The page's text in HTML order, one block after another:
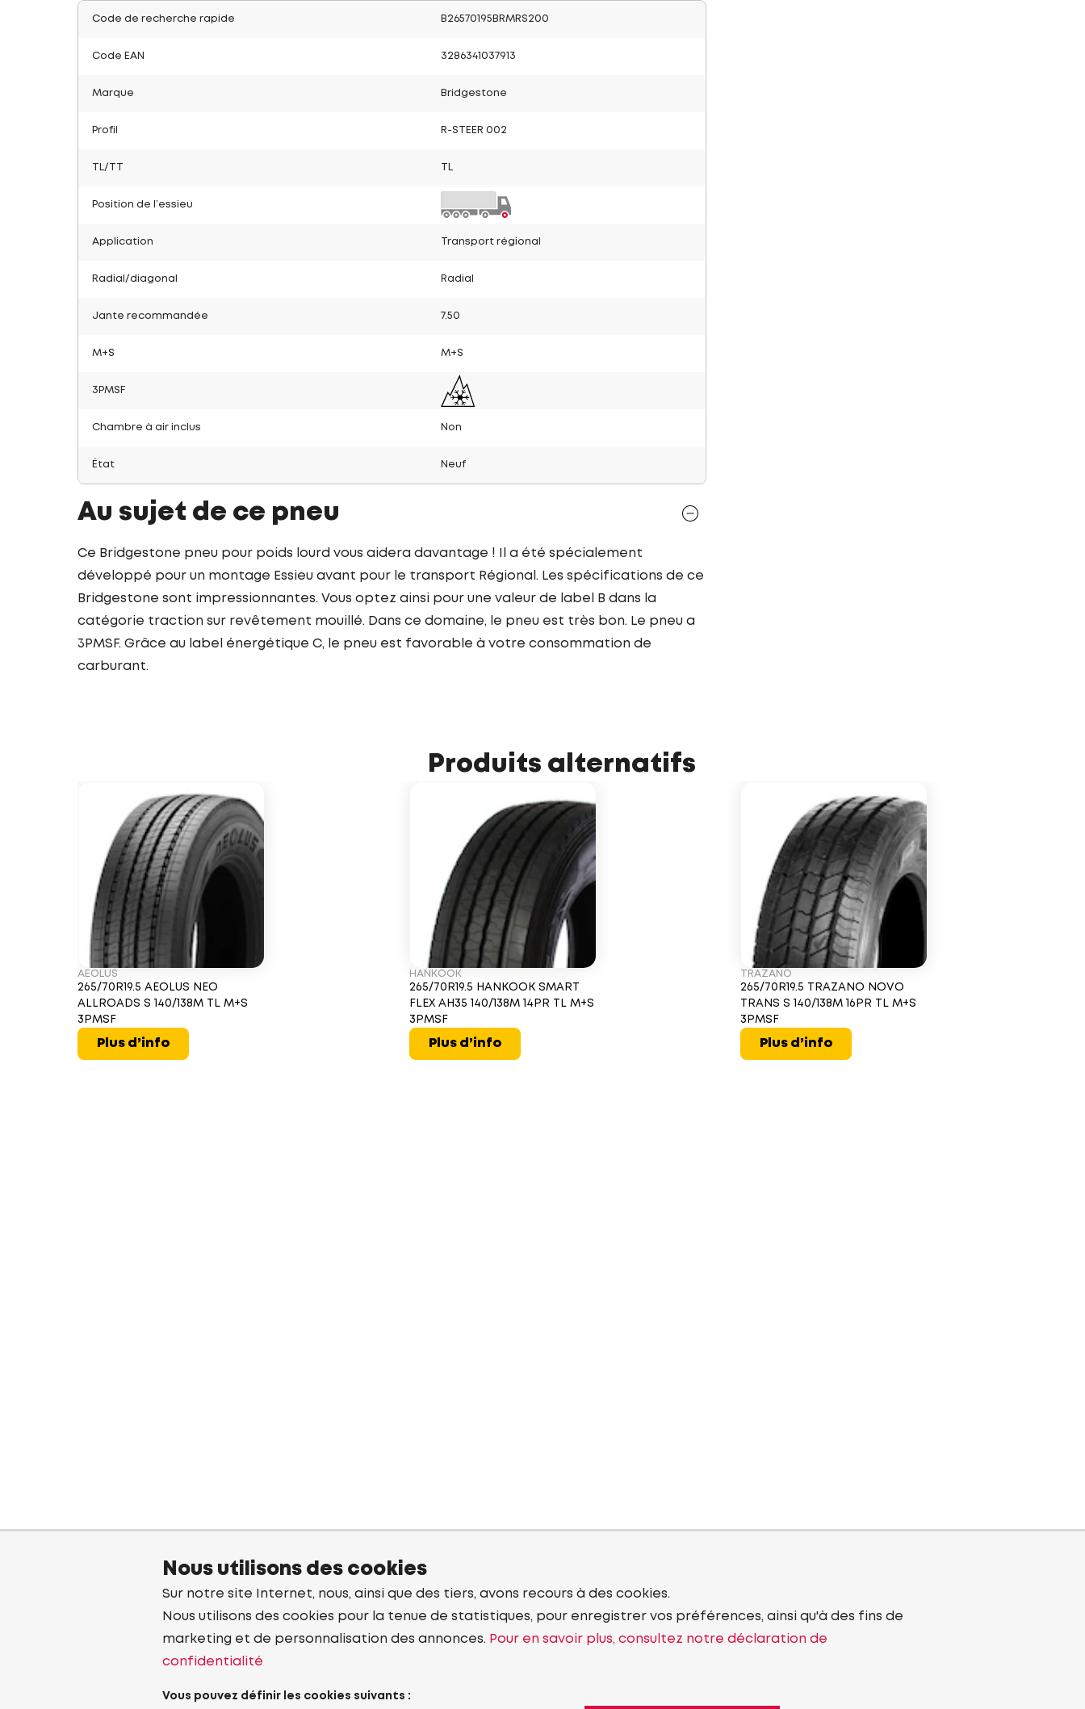
Code de recherche rapide B26570195BRMRS200
Code EAN 3286341037913
Marque Bridgestone
Profil R-STEER 002
TL/TT
Position de l’essieu
Application Transport régional
Radial/diagonal Radial
Jante recommandée 7.50
M+S M+S
3PMSF
Chambre à air inclus Non
État Neuf
Au sujet de ce pneu
Ce Bridgestone pneu pour poids lourd vous aidera davantage ! Il a été spécialement
développé pour un montage Essieu avant pour le transport Régional. Les spécifications de ce
Bridgestone sont impressionnantes. Vous optez ainsi pour une valeur de label B dans la
catégorie traction sur revêtement mouillé. Dans ce domaine, le pneu est très bon. Le pneu a
3PMSF. Grâce au label énergétique C, le pneu est favorable à votre consommation de
carburant.
Produits alternatifs
AEOLUS
265/70R19.5 AEOLUS NEO
ALLROADS S 140/138M TL M+S
3PMSF
Plus d’info
HANKOOK
265/70R19.5 HANKOOK SMART
FLEX AH35 140/138M 14PR TL M+S
3PMSF
Plus d’info
TRAZANO
265/70R19.5 TRAZANO NOVO
TRANS S 140/138M 16PR TL M+S
3PMSF
Plus d’info
Nous utilisons des cookies
Sur notre site Internet, nous, ainsi que des tiers, avons recours à des cookies.
Nous utilisons des cookies pour la tenue de statistiques, pour enregistrer vos préférences, ainsi qu'à des fins de
marketing et de personnalisation des annonces. Pour en savoir plus, consultez notre déclaration de
confidentialité
Vous pouvez définir les cookies suivants :